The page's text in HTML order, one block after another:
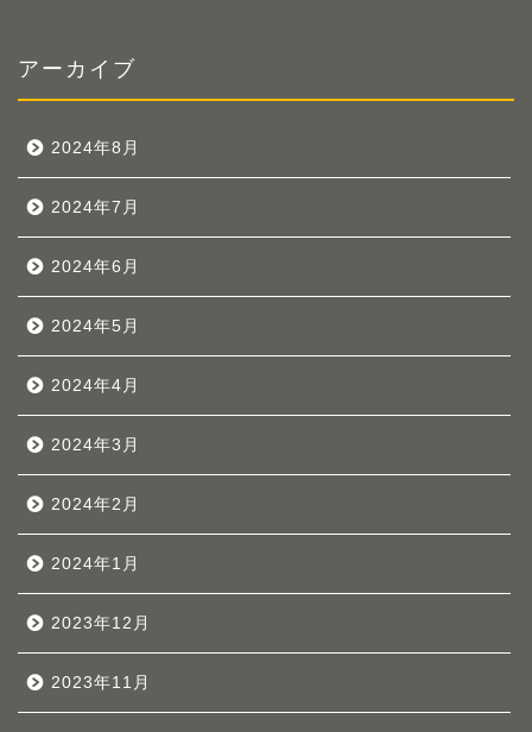
アーカイブ
2024年8月
2024年7月
2024年6月
2024年5月
2024年4月
2024年3月
2024年2月
2024年1月
2023年12月
2023年11月